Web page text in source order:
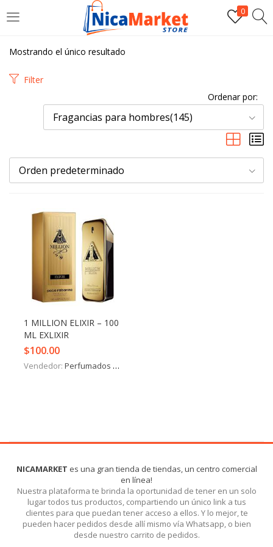
0
INICIAR SESIÓN
Introduzca su nombre de usuario y contraseña para iniciar
Por favor, introduce una respuesta en dígitos:
veinte + doce =
Recordarme
Iniciar Sesión
Mostrando el único resultado
Filter
Ordenar por:
Fragancias para hombres(145)
Orden predeterminado
1 MILLION ELIXIR – 100
ML EXLIXIR
$100.00
Vendedor: Perfumados y más
NICAMARKET es una gran tienda de tiendas, un centro comercial
en línea!
Nuestra plataforma te brinda la oportunidad de tener en un solo
lugar todos tus productos, compartiendo un único link a tus
clientes para que puedan tener acceso a ellos. Y lo mejor, te
pueden hacer pedidos desde allí mismo vía Whatsapp, o bien
desde nuestro carrito de pedidos.